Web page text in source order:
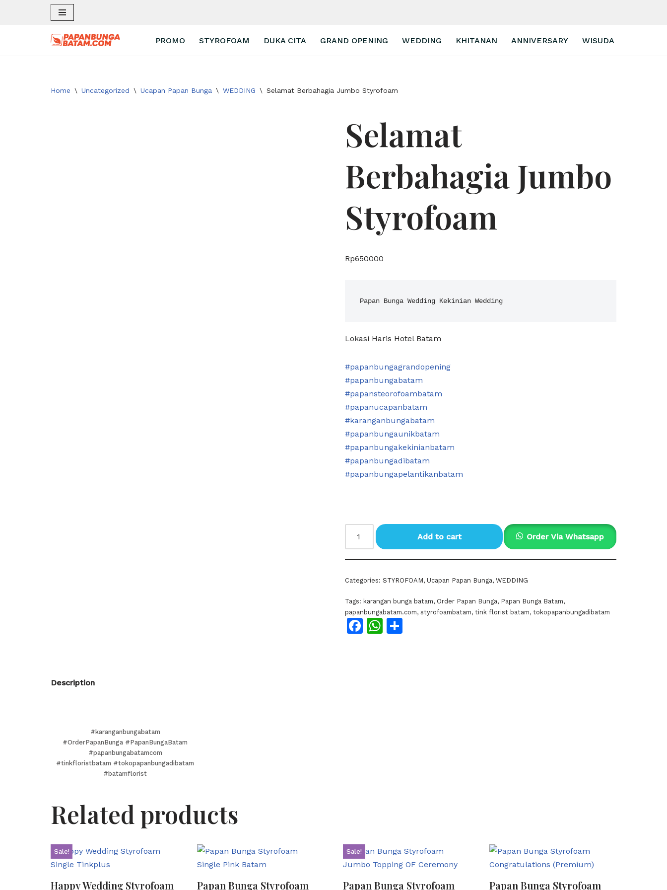
PROMO STYROFOAM DUKA CITA GRAND OPENING WEDDING KHITANAN ANNIVERSARY WISUDA
Home \ Uncategorized \ Ucapan Papan Bunga \ WEDDING \ Selamat Berbahagia Jumbo Styrofoam
Selamat
Berbahagia Jumbo
Styrofoam
Rp650000
Papan Bunga Wedding Kekinian Wedding
Lokasi Haris Hotel Batam
#papanbungagrandopening
#papanbungabatam
#papansteorofoambatam
#papanucapanbatam
#karanganbungabatam
#papanbungaunikbatam
#papanbungakekinianbatam
#papanbungadibatam
#papanbungapelantikanbatam
Add to cart Order Via Whatsapp
Categories: STYROFOAM, Ucapan Papan Bunga, WEDDING
Tags: karangan bunga batam, Order Papan Bunga, Papan Bunga Batam,
papanbungabatam.com, styrofoambatam, tink florist batam, tokopapanbungadibatam
Facebook
WhatsApp
Share
Description
#karanganbungabatam
#OrderPapanBunga #PapanBungaBatam
#papanbungabatamcom
#tinkfloristbatam #tokopapanbungadibatam
#batamflorist
Related products
Sale!
Happy Wedding Styrofoam Papan Bunga Styrofoam
Sale!
Papan Bunga Styrofoam Papan Bunga Styrofoam